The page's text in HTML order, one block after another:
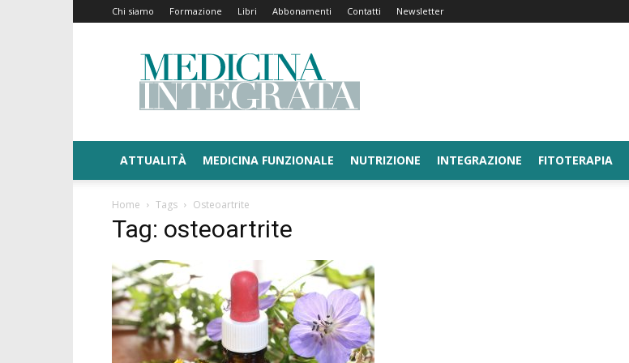
Chi siamo Formazione Libri Abbonamenti Contatti Newsletter
Medicina
Integrata
ATTUALITÀ MEDICINA FUNZIONALE NUTRIZIONE INTEGRAZIONE FITOTERAPIA
Home Tags Osteoartrite
Tag: osteoartrite